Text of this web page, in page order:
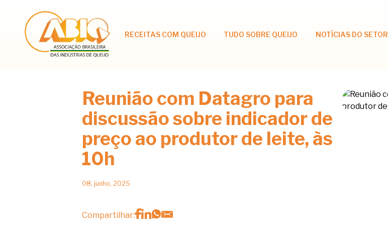
RECEITAS COM QUEIJO TUDO SOBRE QUEIJO NOTÍCIAS DO SETOR
Reunião com Datagro para
discussão sobre indicador de
preço ao produtor de leite, às
10h
08, junho, 2025
Compartilhar: